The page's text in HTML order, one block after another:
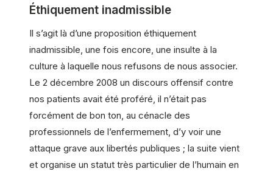
Éthiquement inadmissible
Il s’agit là d’une proposition éthiquement
inadmissible, une fois encore, une insulte à la
culture à laquelle nous refusons de nous associer.
Le 2 décembre 2008 un discours offensif contre
nos patients avait été proféré, il n’était pas
forcément de bon ton, au cénacle des
professionnels de l’enfermement, d’y voir une
attaque grave aux libertés publiques ; la suite vient
et organise un statut très particulier de l’humain en